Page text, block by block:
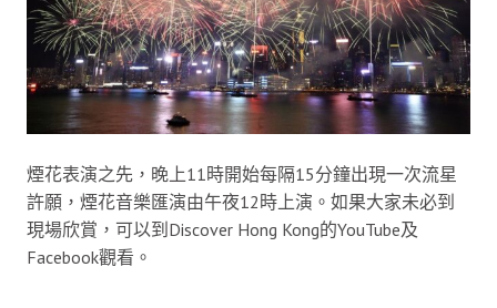
煙花表演之先，晚上11時開始每隔15分鐘出現一次流星
許願，煙花音樂匯演由午夜12時上演。如果大家未必到
現場欣賞，可以到Discover Hong Kong的YouTube及
Facebook觀看。